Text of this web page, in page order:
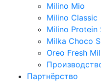
Milino Mio
Milino Classic
Milino Protein
Milka Choco
Oreo Fresh
Партнёрство